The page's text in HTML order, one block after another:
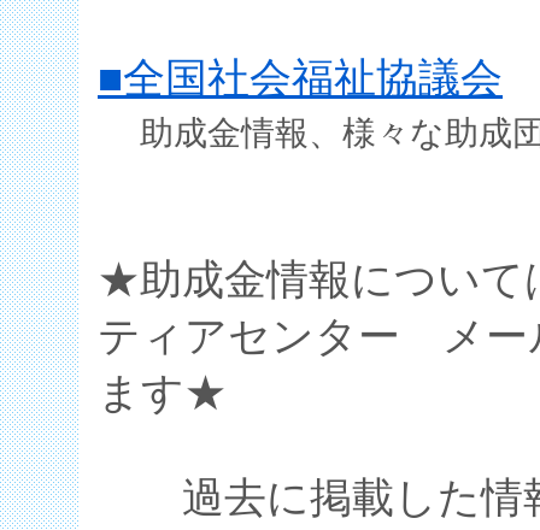
■全国社会福祉協議会
助成金情報、様々な助成
★助成金情報について
ティアセンター メー
ます★
過去に掲載した